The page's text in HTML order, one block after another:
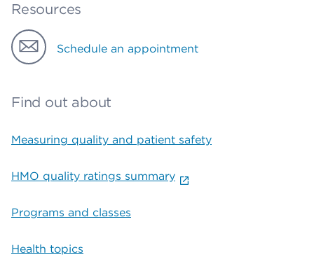
Resources
Schedule an appointment
Find out about
Measuring quality and patient safety
HMO quality ratings summary
Programs and classes
Health topics